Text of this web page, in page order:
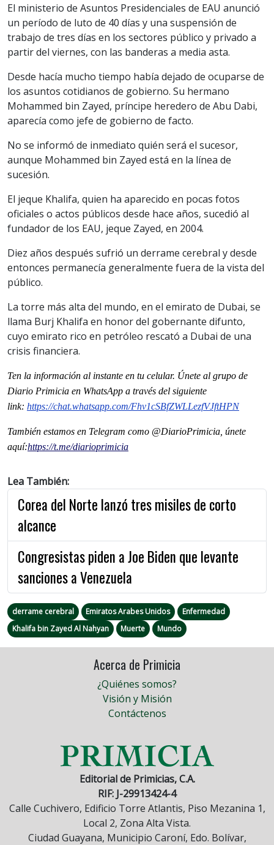
El ministerio de Asuntos Presidenciales de EAU anunció
un período de luto de 40 días y una suspensión de
trabajo de tres días en los sectores público y privado a
partir del viernes, con las banderas a media asta.
Desde hacía mucho tiempo había dejado de ocuparse de
los asuntos cotidianos de gobierno. Su hermano
Mohammed bin Zayed, príncipe heredero de Abu Dabi,
aparecía como jefe de gobierno de facto.
No se informó de inmediato quién será el sucesor,
aunque Mohammed bin Zayed está en la línea de
sucesión.
El jeque Khalifa, quien ha aparecido en pocas fotos
oficiales o actos públicos desde hace años, sucedió al
fundador de los EAU, jeque Zayed, en 2004.
Diez años después sufrió un derrame cerebral y desde
entonces permanecía generalmente fuera de la vista del
público.
La torre más alta del mundo, en el emirato de Dubai, se
llama Burj Khalifa en honor del gobernante difunto,
cuyo emirato rico en petróleo rescató a Dubai de una
crisis financiera.
Ten la información al instante en tu celular. Únete al grupo de
Diario Primicia en WhatsApp a través del siguiente
link: https://chat.whatsapp.com/Fhv1cSBfZWLLezfVJftHPN
También estamos en Telegram como @DiarioPrimicia, únete
aquí:https://t.me/diarioprimicia
Lea También:
Corea del Norte lanzó tres misiles de corto
alcance
Congresistas piden a Joe Biden que levante
sanciones a Venezuela
derrame cerebral Emiratos Arabes Unidos
Enfermedad
Khalifa bin Zayed Al Nahyan
Muerte Mundo
Acerca de Primicia
¿Quiénes somos?
Visión y Misión
Contáctenos
Editorial de Primicias, C.A.
RIF: J-29913424-4
Calle Cuchivero, Edificio Torre Atlantis, Piso Mezanina 1,
Local 2, Zona Alta Vista.
Ciudad Guayana, Municipio Caroní, Edo. Bolívar,